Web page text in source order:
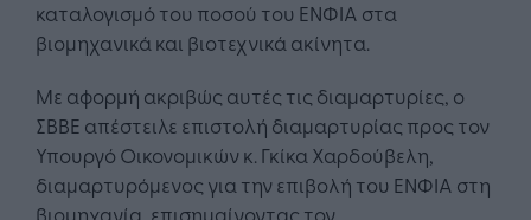
καταλογισμό του ποσού του ΕΝΦΙΑ στα
βιομηχανικά και βιοτεχνικά ακίνητα.
Με αφορμή ακριβώς αυτές τις διαμαρτυρίες, ο
ΣΒΒΕ απέστειλε επιστολή διαμαρτυρίας προς τον
Υπουργό Οικονομικών κ. Γκίκα Χαρδούβελη,
διαμαρτυρόμενος για την επιβολή του ΕΝΦΙΑ στη
βιομηχανία, επισημαίνοντας τον